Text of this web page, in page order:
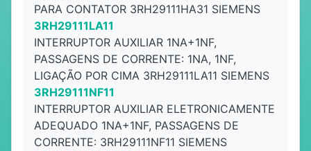
PARA CONTATOR 3RH29111HA31 SIEMENS
3RH29111LA11
INTERRUPTOR AUXILIAR 1NA+1NF,
PASSAGENS DE CORRENTE: 1NA, 1NF,
LIGAÇÃO POR CIMA 3RH29111LA11 SIEMENS
3RH29111NF11
INTERRUPTOR AUXILIAR ELETRONICAMENTE
ADEQUADO 1NA+1NF, PASSAGENS DE
CORRENTE: 3RH29111NF11 SIEMENS